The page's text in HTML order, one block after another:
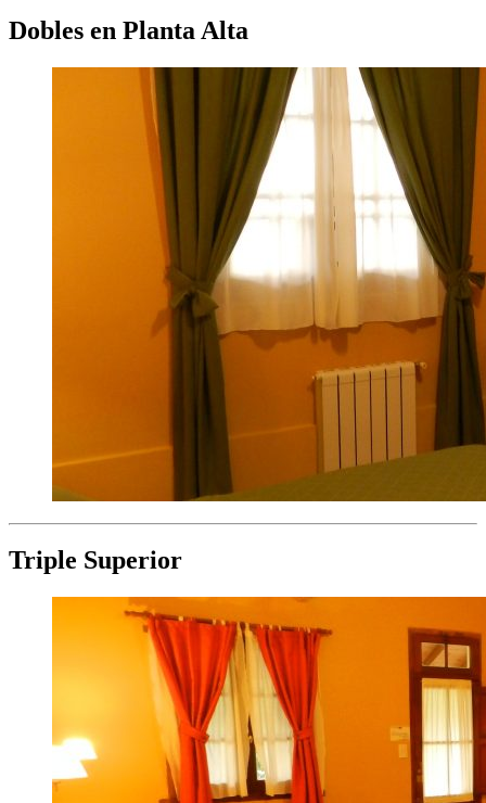
Dobles en Planta Alta
Triple Superior